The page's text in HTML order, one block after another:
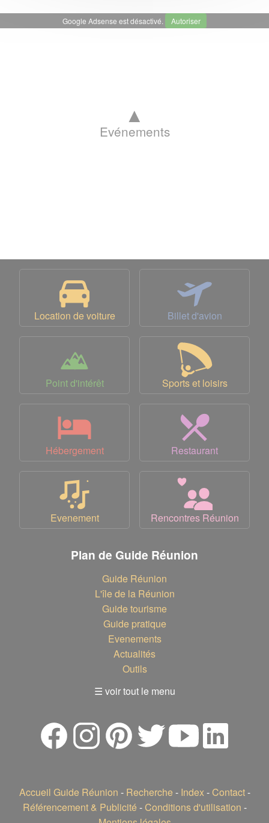
Google Adsense est désactivé. Autoriser
▲
Evénements
Location de voiture Billet d'avion
Point d'intérêt Sports et loisirs
Hébergement Restaurant
Evenement Rencontres Réunion
Plan de Guide Réunion
Guide Réunion
L'île de la Réunion
Guide tourisme
Guide pratique
Evenements
Actualités
Outils
☰ voir tout le menu
Accueil Guide Réunion - Recherche - Index- Contact-
Référencement & Publicité - Conditions d'utilisation -